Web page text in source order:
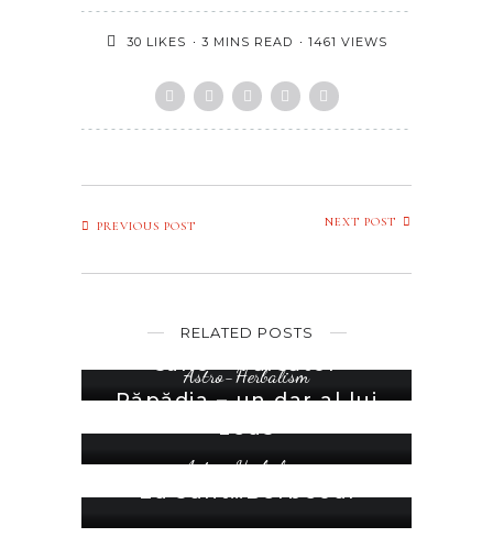
30 LIKES 3 MINS READ 1461 VIEWS
PREVIOUS POST NEXT POST
RELATED POSTS
Mens sana in corpore
sano – Vărsător
Astro-Herbalism
Păpădia – un dar al lui
zeus
Astro-Herbalism
Eu sunt…Berbecul